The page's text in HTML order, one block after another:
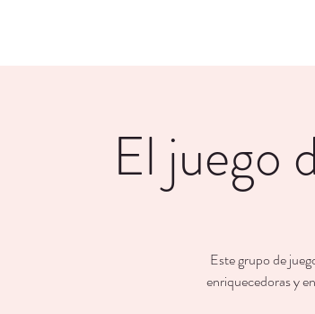
El juego
Este grupo de
enriquecedoras y